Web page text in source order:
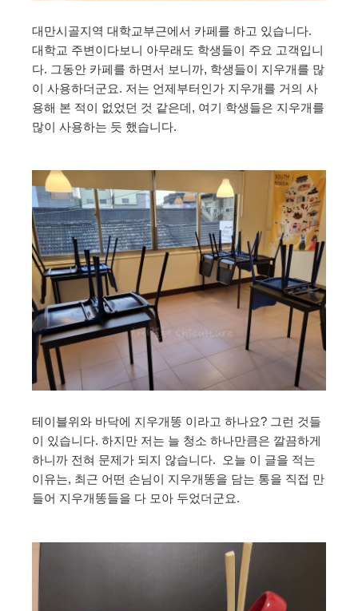
대만시골지역 대학교부근에서 카페를 하고 있습니다.
대학교 주변이다보니 아무래도 학생들이 주요 고객입니
다. 그동안 카페를 하면서 보니까, 학생들이 지우개를 많
이 사용하더군요. 저는 언제부터인가 지우개를 거의 사
용해 본 적이 없었던 것 같은데, 여기 학생들은 지우개를
많이 사용하는 듯 했습니다.
테이블위와 바닥에 지우개똥 이라고 하나요? 그런 것들
이 있습니다. 하지만 저는 늘 청소 하나만큼은 깔끔하게
하니까 전혀 문제가 되지 않습니다. 오늘 이 글을 적는
이유는, 최근 어떤 손님이 지우개똥을 담는 통을 직접 만
들어 지우개똥들을 다 모아 두었더군요.